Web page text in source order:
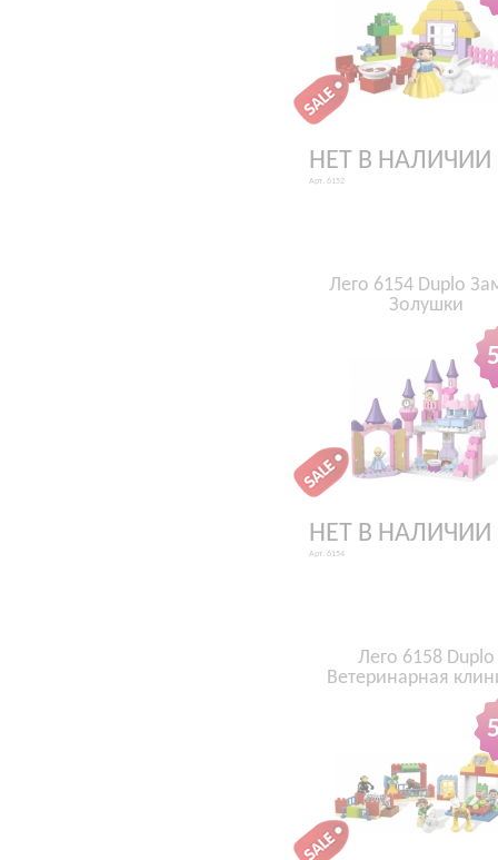
НЕТ В НАЛИЧИИ
Арт. 6152
Лего 6154 Duplo
Золушки
НЕТ В НАЛИЧИИ
Арт. 6154
Лего 6158 Duplo
Ветеринарная